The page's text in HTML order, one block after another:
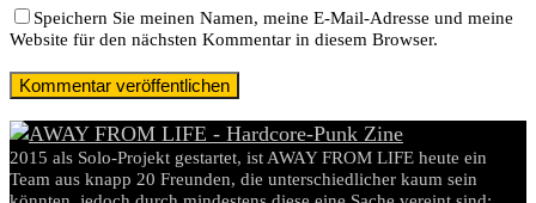
Speichern Sie meinen Namen, meine E-Mail-Adresse und meine
Website für den nächsten Kommentar in diesem Browser.
2015 als Solo-Projekt gestartet, ist AWAY FROM LIFE heute ein
Team aus knapp 20 Freunden, die unterschiedlicher kaum sein